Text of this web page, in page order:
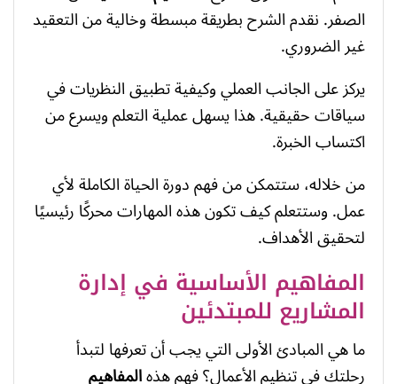
الصفر. نقدم الشرح بطريقة مبسطة وخالية من التعقيد
غير الضروري.
يركز على الجانب العملي وكيفية تطبيق النظريات في
سياقات حقيقية. هذا يسهل عملية التعلم ويسرع من
اكتساب الخبرة.
من خلاله، ستتمكن من فهم دورة الحياة الكاملة لأي
عمل. وستتعلم كيف تكون هذه المهارات محركًا رئيسيًا
لتحقيق الأهداف.
المفاهيم الأساسية في إدارة
المشاريع للمبتدئين
ما هي المبادئ الأولى التي يجب أن تعرفها لتبدأ
رحلتك في تنظيم الأعمال؟ فهم هذهالمفاهيم